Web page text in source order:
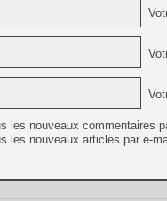
les nouveaux commentaires
les nouveaux articles par e-